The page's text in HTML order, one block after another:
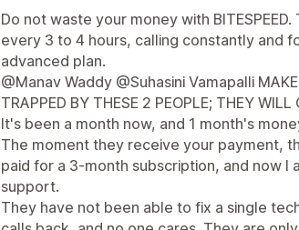
Do not waste your money with
every 3 to 4 hours, calling constantly and
advanced plan.
@Manav Waddy @Suhasini Vamapalli MAKE
TRAPPED BY THESE 2 PEOPLE; THEY WILL
It's been a month now, and 1 month's
The moment they receive your payment,
paid for a 3-month subscription, and now I
support.
They have not been able to fix a single